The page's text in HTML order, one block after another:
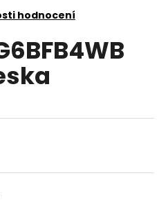
hodnocení